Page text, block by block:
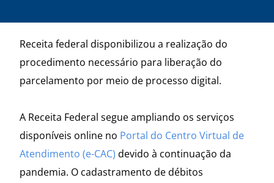
Receita federal disponibilizou a realização do
procedimento necessário para liberação do
parcelamento por meio de processo digital.
A Receita Federal segue ampliando os serviços
disponíveis online no Portal do Centro Virtual de
Atendimento (e-CAC) devido à continuação da
pandemia. O cadastramento de débitos